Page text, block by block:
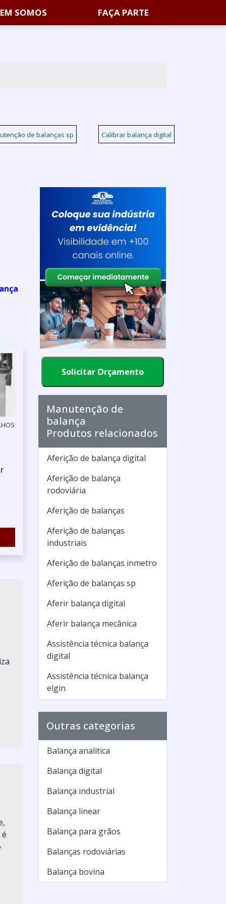
SOMOS FAÇA PARTE
de balanças sp Calibrar balança digital
Solicitar Orçamento
Manutenção de
balança
Produtos relacionados
Aferição de balança digital
Aferição de balança
rodoviária
Aferição de balanças
Aferição de balanças
industriais
Aferição de balanças inmetro
Aferição de balanças sp
Aferir balança digital
Aferir balança mecânica
Assistência técnica balança
digital
Assistência técnica balança
elgin
toledo
Assistência técnica balança
urano
Assistência técnica balanças
Assistência técnica balanças
welmy
Assistência técnica de
balanças
Outras categorias
Balança analitica
Balança digital
Balança industrial
Balança linear
Balança para grãos
Balanças rodoviárias
Balança bovina